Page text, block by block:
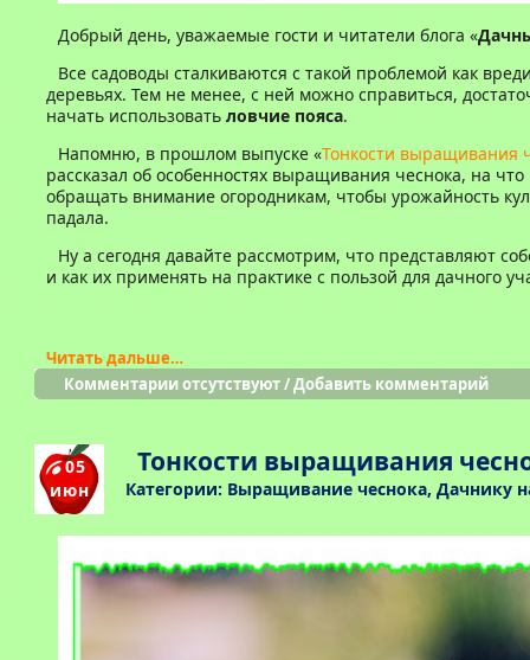
Добрый день, уважаемые гости и читатели блога «
Все садоводы сталкиваются с такой проблемой как
деревьях. Тем не менее, с ней можно справиться,
начать использовать ловчие пояса.
Напомню, в прошлом выпуске «Тонкости выращивания
рассказал об особенностях выращивания чеснока, на
обращать внимание огородникам, чтобы урожайность
падала.
Ну а сегодня давайте рассмотрим, что представляют
и как их применять на практике с пользой для дачного
Читать дальше…
Комментарии отсутствуют/Добавить комментарий
05
июн
Тонкости выращивания
Категории: Выращивание чеснока, Дачнику